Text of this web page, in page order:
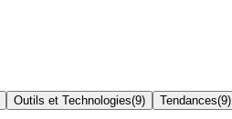
Outils et Technologies(9) Tendances(9)